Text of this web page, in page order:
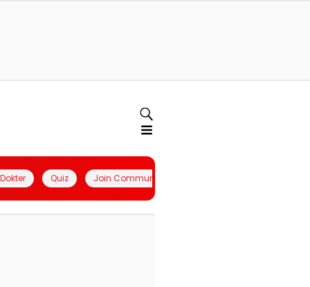
Quiz Join Community